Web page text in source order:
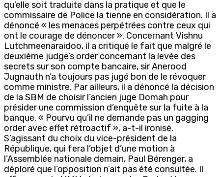
qu’elle soit traduite dans la pratique et que le
commissaire de Police la tienne en considération. Il a
dénoncé « les menaces perpétrées contre ceux qui
ont le courage de dénoncer ». Concernant Vishnu
Lutchmeenaraidoo, il a critiqué le fait que malgré le
deuxième judge’s order concernant la levée des
secrets sur son compte bancaire, sir Anerood
Jugnauth n’a toujours pas jugé bon de le révoquer
comme ministre. Par ailleurs, il a dénoncé la décision
de la SBM de choisir l’ancien juge Domah pour
présider une commission d’enquête sur la fuite à la
banque. « Pourvu qu’il ne demande pas un gagging
order avec effet rétroactif », a-t-il ironisé.
S’agissant du choix du vice-président de la
République, qui fera l’objet d’une motion à
l’Assemblée nationale demain, Paul Bérenger, a
déploré que l’opposition n’ait pas été consultée. Il